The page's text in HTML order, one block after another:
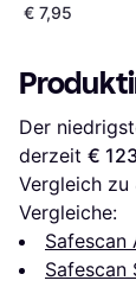
€ 7,95
Der
derzeit €
Vergleich zu
Vergleiche:
Safescan
Safescan